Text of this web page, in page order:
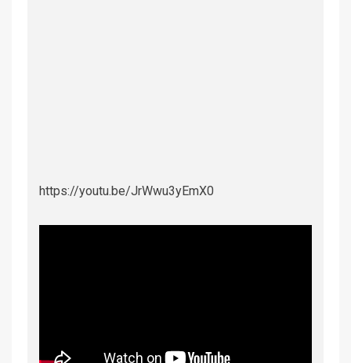
https://youtu.be/JrWwu3yEmX0